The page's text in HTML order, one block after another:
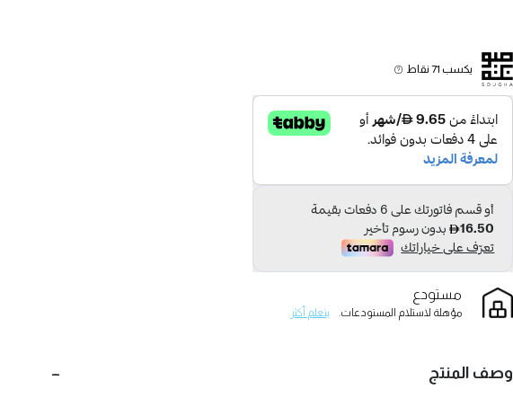
يكسب 71 نقاط
مستودع
مؤهلة لاستلام المستودعات. يتعلم أكثر
وصف المنتج